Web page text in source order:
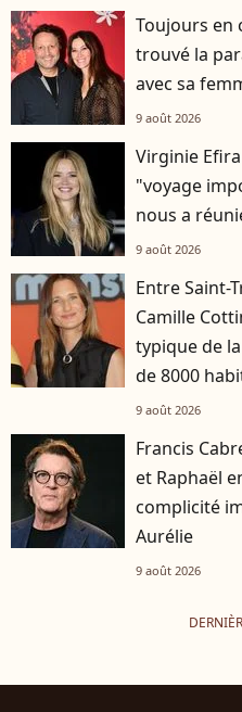
Toujours en
trouvé la
avec sa
9 août 2026
Virginie
"voyage
nous a
9 août 2026
Entre Saint-
Camille
typique de
de 8000
9 août 2026
Francis
et Raphaël
complicité
Aurélie
9 août 2026